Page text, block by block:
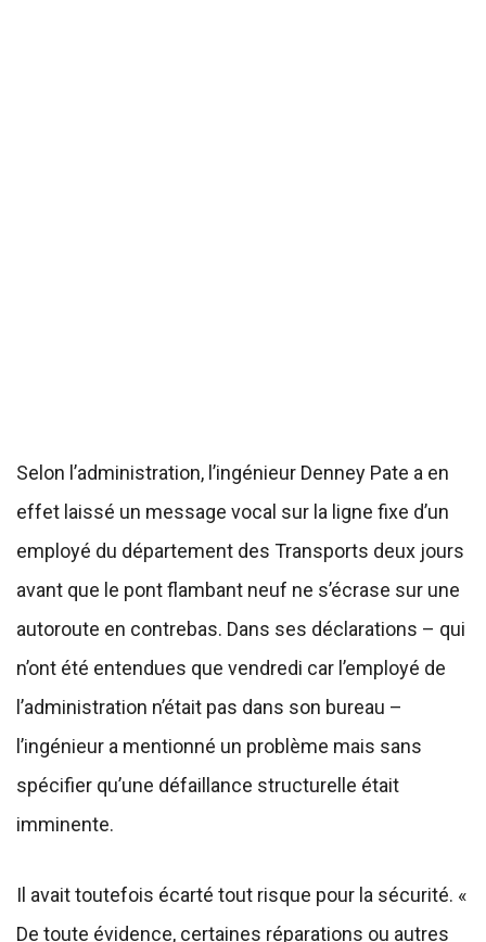
Selon l’administration, l’ingénieur Denney Pate a en
effet laissé un message vocal sur la ligne fixe d’un
employé du département des Transports deux jours
avant que le pont flambant neuf ne s’écrase sur une
autoroute en contrebas. Dans ses déclarations – qui
n’ont été entendues que vendredi car l’employé de
l’administration n’était pas dans son bureau –
l’ingénieur a mentionné un problème mais sans
spécifier qu’une défaillance structurelle était
imminente.
Il avait toutefois écarté tout risque pour la sécurité. «
De toute évidence, certaines réparations ou autres